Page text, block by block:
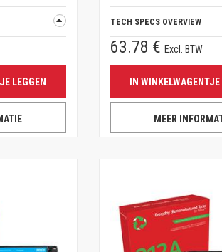
LEGGEN
TECH SPECS OVERVIEW
63.78 € Excl. BTW
IN WINKELWAGENTJE
MEER